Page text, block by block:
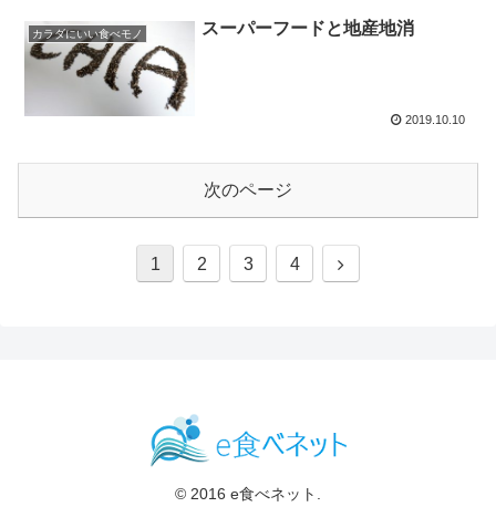
カラダにいい食べモノ スーパーフードと地産地消
2019.10.10
次のページ
1 2 3 4
次
© 2016 e食べネット.